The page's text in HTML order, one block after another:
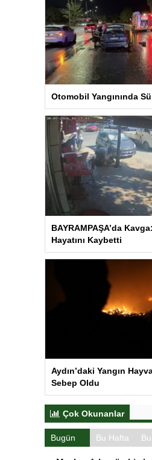
Otomobil Yangınında
BAYRAMPAŞA’da
Hayatını Kaybetti
Aydın’daki Yangın
Sebep Oldu
Çok Okunanlar
Bugün Bu Hafta